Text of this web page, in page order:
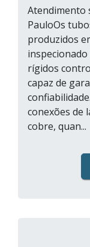
Atendimento
PauloOs
produzidos
rígidos
capaz de
conexões de
cobre, quan...